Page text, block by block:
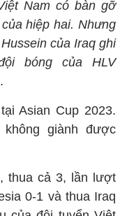
Nam có bàn gỡ
hiệp hai. Nhưng
của Iraq ghi
bóng của HLV
Asian Cup 2023.
giành được
thua cả 3, lần lượt
0-1 và thua Iraq